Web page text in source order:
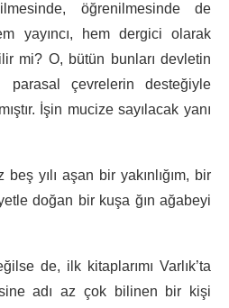
öğrenilmesinde de
yayıncı, hem dergici olarak
mi? O, bütün bunları devletin
parasal çevrelerin desteğiyle
İşin mucize sayılacak yanı
yılı aşan bir yakınlığım, bir
doğan bir kuşa ğın ağabeyi
de, ilk kitaplarımı Varlık’ta
adı az çok bilinen bir kişi